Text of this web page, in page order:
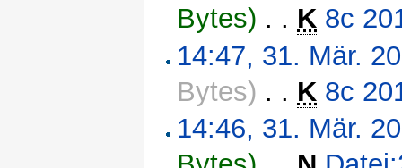
Bytes) . . K 8c
14:47, 31. Mär.
Bytes) . . K 8c
14:46, 31. Mär.